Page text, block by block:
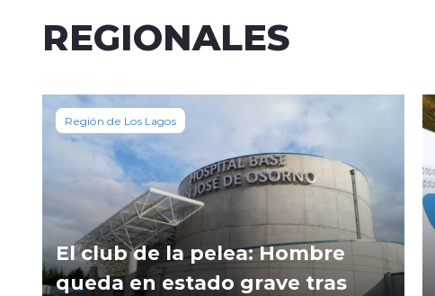
REGIONALES
Región de Los Lagos
El club de la pelea: Hombre
queda en estado grave tras